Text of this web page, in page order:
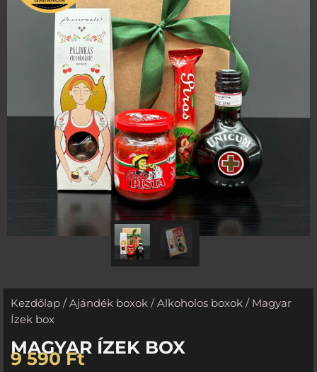
Kezdőlap /Ajándék boxok /Alkoholos boxok / Magyar
Ízek box
MAGYAR ÍZEK BOX
9 590Ft